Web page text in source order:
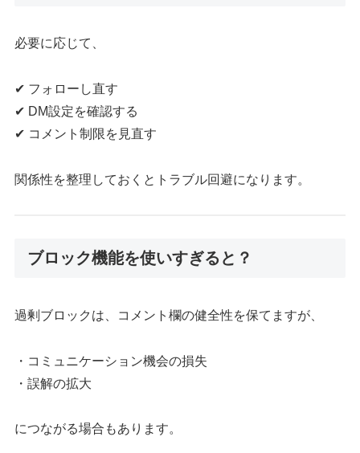
必要に応じて、
✔ フォローし直す
✔ DM設定を確認する
✔ コメント制限を見直す
関係性を整理しておくとトラブル回避になります。
ブロック機能を使いすぎると？
過剰ブロックは、コメント欄の健全性を保てますが、
・コミュニケーション機会の損失
・誤解の拡大
につながる場合もあります。